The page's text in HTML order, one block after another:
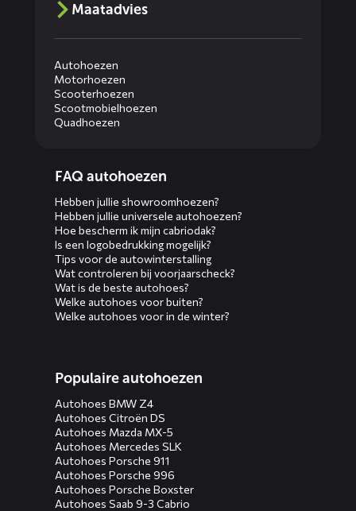
Maatadvies
Autohoezen
Motorhoezen
Scooterhoezen
Scootmobielhoezen
Quadhoezen
menusFAQ autohoezen
Hebben jullie showroomhoezen?
Hebben jullie universele autohoezen?
Hoe bescherm ik mijn cabriodak?
Is een logobedrukking mogelijk?
Tips voor de autowinterstalling
Wat controleren bij voorjaarscheck?
Wat is de beste autohoes?
Welke autohoes voor buiten?
Welke autohoes voor in de winter?
Populaire autohoezen
Autohoes BMW Z4
Autohoes Citroën DS
Autohoes Mazda MX-5
Autohoes Mercedes SLK
Autohoes Porsche 911
Autohoes Porsche 996
Autohoes Porsche Boxster
Autohoes Saab 9-3 Cabrio